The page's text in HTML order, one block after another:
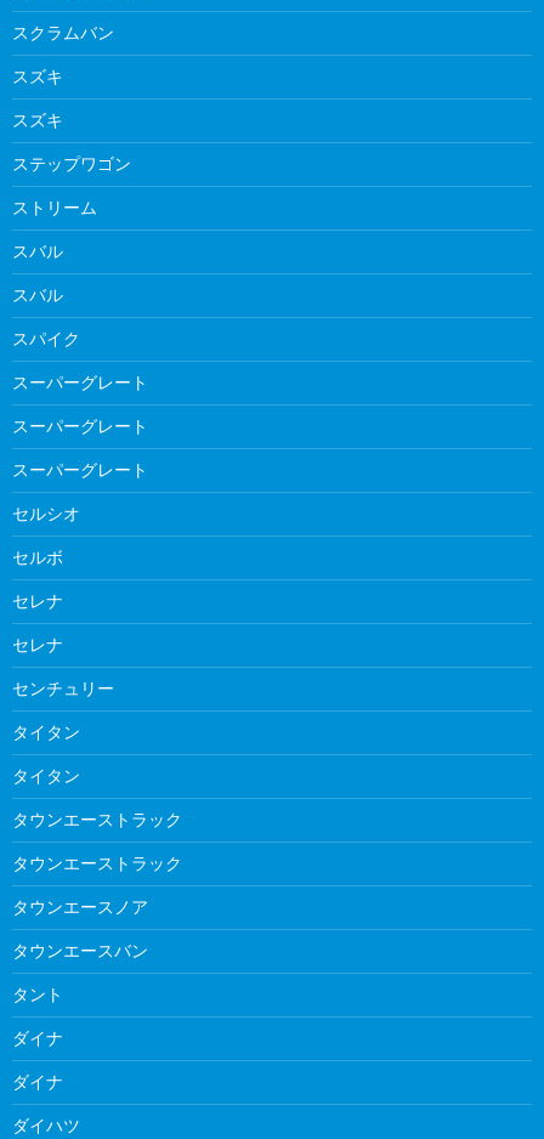
スクラムバン
スズキ
スズキ
ステップワゴン
ストリーム
スバル
スバル
スパイク
スーパーグレート
スーパーグレート
スーパーグレート
セルシオ
セルボ
セレナ
セレナ
センチュリー
タイタン
タイタン
タウンエーストラック
タウンエーストラック
タウンエースノア
タウンエースバン
タント
ダイナ
ダイナ
ダイハツ